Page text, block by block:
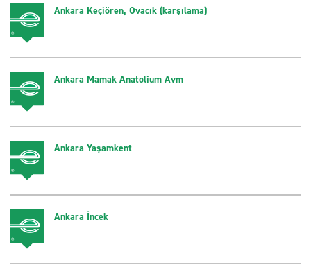
Ankara Keçiören, Ovacık (karşılama)
Ankara Mamak Anatolium Avm
Ankara Yaşamkent
Ankara İncek